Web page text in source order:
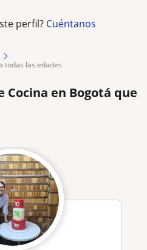
perfil? Cuéntanos
todas las edades
Cocina en Bogotá que